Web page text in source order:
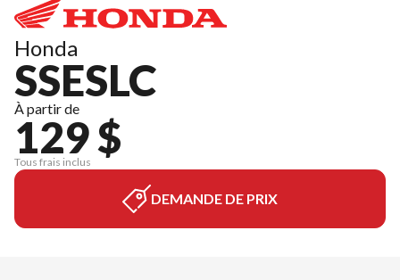
Honda
SSESLC
À partir de
129 $
Tous frais inclus
DEMANDE DE PRIX